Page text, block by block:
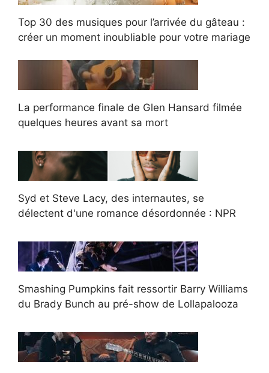
Top 30 des musiques pour l’arrivée du gâteau :
créer un moment inoubliable pour votre mariage
La performance finale de Glen Hansard filmée
quelques heures avant sa mort
Syd et Steve Lacy, des internautes, se
délectent d'une romance désordonnée : NPR
Smashing Pumpkins fait ressortir Barry Williams
du Brady Bunch au pré-show de Lollapalooza